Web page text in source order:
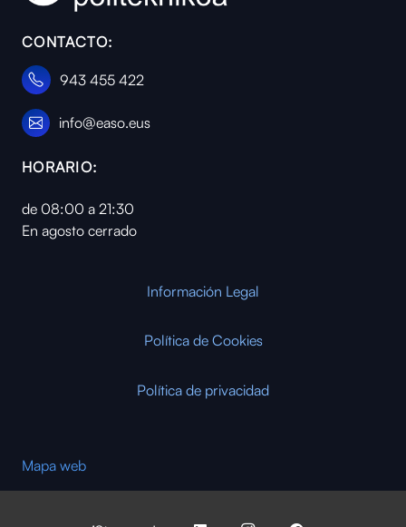
CONTACTO:
943 455 422
info@easo.eus
HORARIO:
de 08:00 a 21:30
En agosto cerrado
Información Legal
Política de Cookies
Política de privacidad
Mapa web